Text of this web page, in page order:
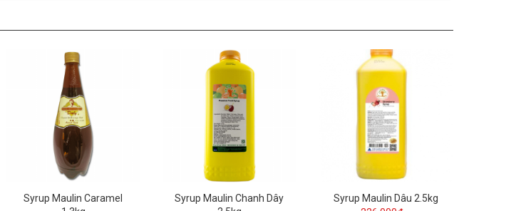
Syrup Maulin Caramel
Syrup Maulin Chanh Dây
Syrup Maulin Dâu 2.5kg